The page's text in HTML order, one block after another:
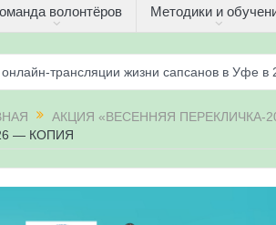
волонтёров Методики и
трансляции жизни сапсанов в Уфе в
2026» в Республике Башкортостан
получили имена и кольца
2026» в Республике Башкортостан
— 21-31 мая 2026
АКЦИЯ «ВЕСЕННЯЯ ПЕРЕКЛИЧКА-
— КОПИЯ